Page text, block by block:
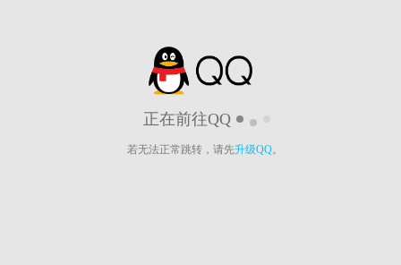
正在前往QQ
若无法正常跳转，请先升级QQ。